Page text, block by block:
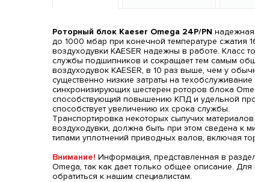
Роторный блок Kaeser Omega 24P/PN надежная
до 1000 мбар при конечной температуре сжатия
воздуходувки KAESER надежны в работе. Класс
службы подшипников и сокращает тем самым
воздуходувок KAESER, в 10 раз выше, чем у
существенно низкие затраты на
синхронизирующих шестерен роторов блока
способствующий повышению КПД и удельной
способствует увеличению их срока службы.
Транспортировка некоторых сыпучих
воздуходувки, должна быть при этом сведена к
типами уплотнений приводных валов, включая
Внимание! Информация, представленная в
Omega, так как дает только общее описание.
обратиться к нашим специалистам.